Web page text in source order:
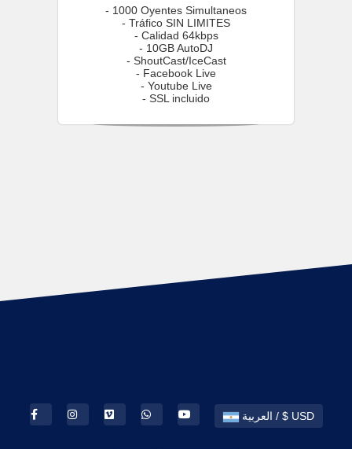
- 1000 Oyentes Simultaneos
- Tráfico SIN LIMITES
- Calidad 64kbps
- 10GB AutoDJ
- ShoutCast/IceCast
- Facebook Live
- Youtube Live
- SSL incluido
العربية / $ USD